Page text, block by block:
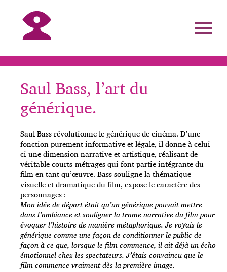
Saul Bass, l’art du
générique.
Saul Bass révolutionne le générique de cinéma. D’une
fonction purement informative et légale, il donne à celui-
ci une dimension narrative et artistique, réalisant de
véritable courts-métrages qui font partie intégrante du
film en tant qu’œuvre. Bass souligne la thématique
visuelle et dramatique du film, expose le caractère des
personnages :
Mon idée de départ était qu’un générique pouvait mettre
dans l’ambiance et souligner la trame narrative du film pour
évoquer l’histoire de manière métaphorique. Je voyais le
générique comme une façon de conditionner le public de
façon à ce que, lorsque le film commence, il ait déjà un écho
émotionnel chez les spectateurs. J’étais convaincu que le
film commence vraiment dès la première image.